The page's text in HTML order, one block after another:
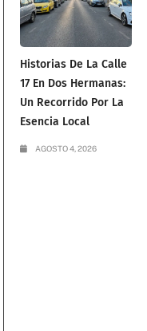
Historias De La Calle
17 En Dos Hermanas:
Un Recorrido Por La
Esencia Local
AGOSTO 4, 2026